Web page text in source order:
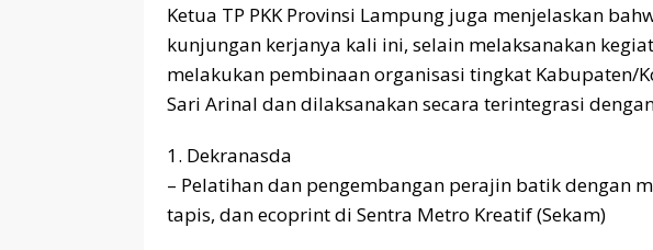
Ketua TP PKK Provinsi Lampung juga menjelaskan
kunjungan kerjanya kali ini, selain melaksanakan
melakukan pembinaan organisasi tingkat Kabupaten/
Sari Arinal dan dilaksanakan secara terintegrasi
1. Dekranasda
– Pelatihan dan pengembangan perajin batik dengan
tapis, dan ecoprint di Sentra Metro Kreatif (Sekam)